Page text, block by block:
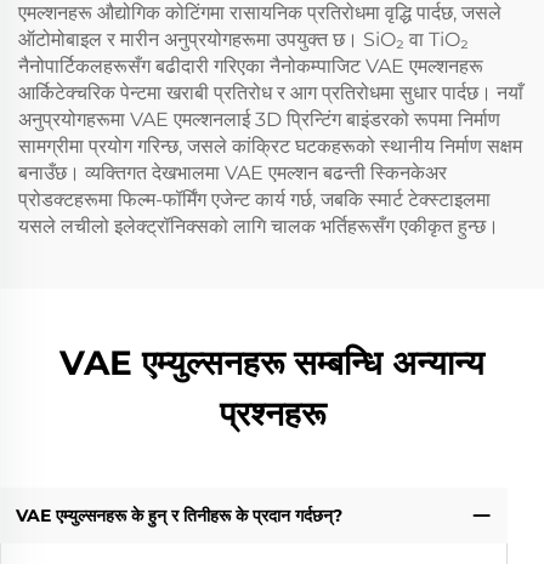
एमल्शनहरू औद्योगिक कोटिंगमा रासायनिक प्रतिरोधमा वृद्धि पार्दछ, जसले
ऑटोमोबाइल र मारीन अनुप्रयोगहरूमा उपयुक्त छ। SiO₂ वा TiO₂
नैनोपार्टिकलहरूसँग बढीदारी गरिएका नैनोकम्पाजिट VAE एमल्शनहरू
आर्किटेक्चरिक पेन्टमा खराबी प्रतिरोध र आग प्रतिरोधमा सुधार पार्दछ। नयाँ
अनुप्रयोगहरूमा VAE एमल्शनलाई 3D प्रिन्टिंग बाइंडरको रूपमा निर्माण
सामग्रीमा प्रयोग गरिन्छ, जसले कांक्रिट घटकहरूको स्थानीय निर्माण सक्षम
बनाउँछ। व्यक्तिगत देखभालमा VAE एमल्शन बढन्ती स्किनकेअर
प्रोडक्टहरूमा फिल्म-फॉर्मिंग एजेन्ट कार्य गर्छ, जबकि स्मार्ट टेक्स्टाइलमा
यसले लचीलो इलेक्ट्रॉनिक्सको लागि चालक भर्तिहरूसँग एकीकृत हुन्छ।
VAE एम्युल्सनहरू सम्बन्धि अन्यान्य
प्रश्नहरू
VAE एम्युल्सनहरू के हुन् र तिनीहरू के प्रदान गर्दछन्?